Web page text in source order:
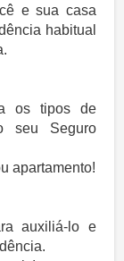
e sua casa
habitual
os tipos de
seu Seguro
apartamento!
auxiliá-lo e